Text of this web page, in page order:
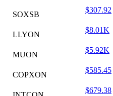
SOXSB
$307.92
LLYON
$8.01K
MUON
$5.92K
COPXON
$585.45
$679.38